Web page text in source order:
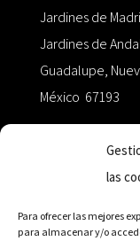
las
Para ofrecer las mejores
para almacenar y/o
Jardines de
Jardines de
Guadalupe,
México 67193
+52 811.499.5638